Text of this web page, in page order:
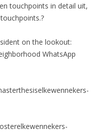
touchpoints in detail uit,
on the lookout:
WhatsApp